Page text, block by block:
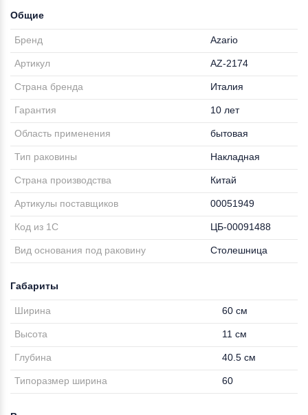
Общие
Бренд Azario
Артикул AZ-2174
Страна бренда Италия
Гарантия 10 лет
Область применения бытовая
Тип раковины Накладная
Страна производства Китай
Артикулы поставщиков 00051949
Код из 1С ЦБ-00091488
Вид основания под раковину Столешница
Габариты
Ширина 60 см
Высота 11 см
Глубина 40.5 см
Типоразмер ширина 60